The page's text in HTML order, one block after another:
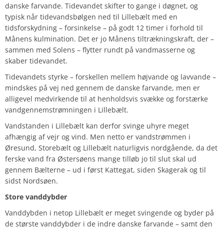
danske farvande. Tidevandet skifter to gange i døgnet, og
typisk når tidevandsbølgen ned til Lillebælt med en
tidsforskydning – forsinkelse – på godt 12 timer i forhold til
Månens kulmination. Det er jo Månens tiltrækningskraft, der –
sammen med Solens – flytter rundt på vandmasserne og
skaber tidevandet.
Tidevandets styrke – forskellen mellem højvande og lavvande –
mindskes på vej ned gennem de danske farvande, men er
alligevel medvirkende til at henholdsvis svække og forstærke
vandgennemstrømningen i Lillebælt.
Vandstanden i Lillebælt kan derfor svinge uhyre meget
afhængig af vejr og vind. Men netto er vandstrømmen i
Øresund, Storebælt og Lillebælt naturligvis nordgående, da det
ferske vand fra Østersøens mange tilløb jo til slut skal ud
gennem Bælterne – ud i først Kattegat, siden Skagerak og til
sidst Nordsøen.
Store vanddybder
Vanddybden i netop Lillebælt er meget svingende og byder på
de største vanddybder i de indre danske farvande – samt den